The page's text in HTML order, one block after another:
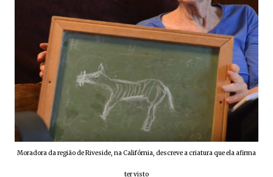
Moradora da região de Riveside, na Califórnia, descreve a criatura que ela afirma
ter visto